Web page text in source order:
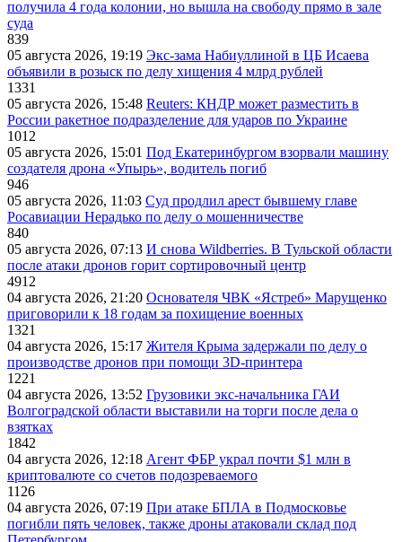
получила 4 года колонии, но вышла на свободу прямо в зале
суда
839
05 августа 2026, 19:19 Экс-зама Набиуллиной в ЦБ Исаева
объявили в розыск по делу хищения 4 млрд рублей
1331
05 августа 2026, 15:48 Reuters: КНДР может разместить в
России ракетное подразделение для ударов по Украине
1012
05 августа 2026, 15:01 Под Екатеринбургом взорвали машину
создателя дрона «Упырь», водитель погиб
946
05 августа 2026, 11:03 Суд продлил арест бывшему главе
Росавиации Нерадько по делу о мошенничестве
840
05 августа 2026, 07:13 И снова Wildberries. В Тульской области
после атаки дронов горит сортировочный центр
4912
04 августа 2026, 21:20 Основателя ЧВК «Ястреб» Марущенко
приговорили к 18 годам за похищение военных
1321
04 августа 2026, 15:17 Жителя Крыма задержали по делу о
производстве дронов при помощи 3D‑принтера
1221
04 августа 2026, 13:52 Грузовики экс-начальника ГАИ
Волгоградской области выставили на торги после дела о
взятках
1842
04 августа 2026, 12:18 Агент ФБР украл почти $1 млн в
криптовалюте со счетов подозреваемого
1126
04 августа 2026, 07:19 При атаке БПЛА в Подмосковье
погибли пять человек, также дроны атаковали склад под